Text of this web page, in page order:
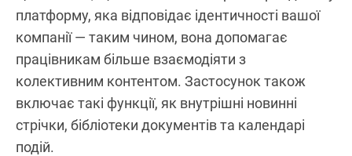
платформу, яка відповідає ідентичності вашої
компанії — таким чином, вона допомагає
працівникам більше взаємодіяти з
колективним контентом. Застосунок також
включає такі функції, як внутрішні новинні
стрічки, бібліотеки документів та календарі
подій.